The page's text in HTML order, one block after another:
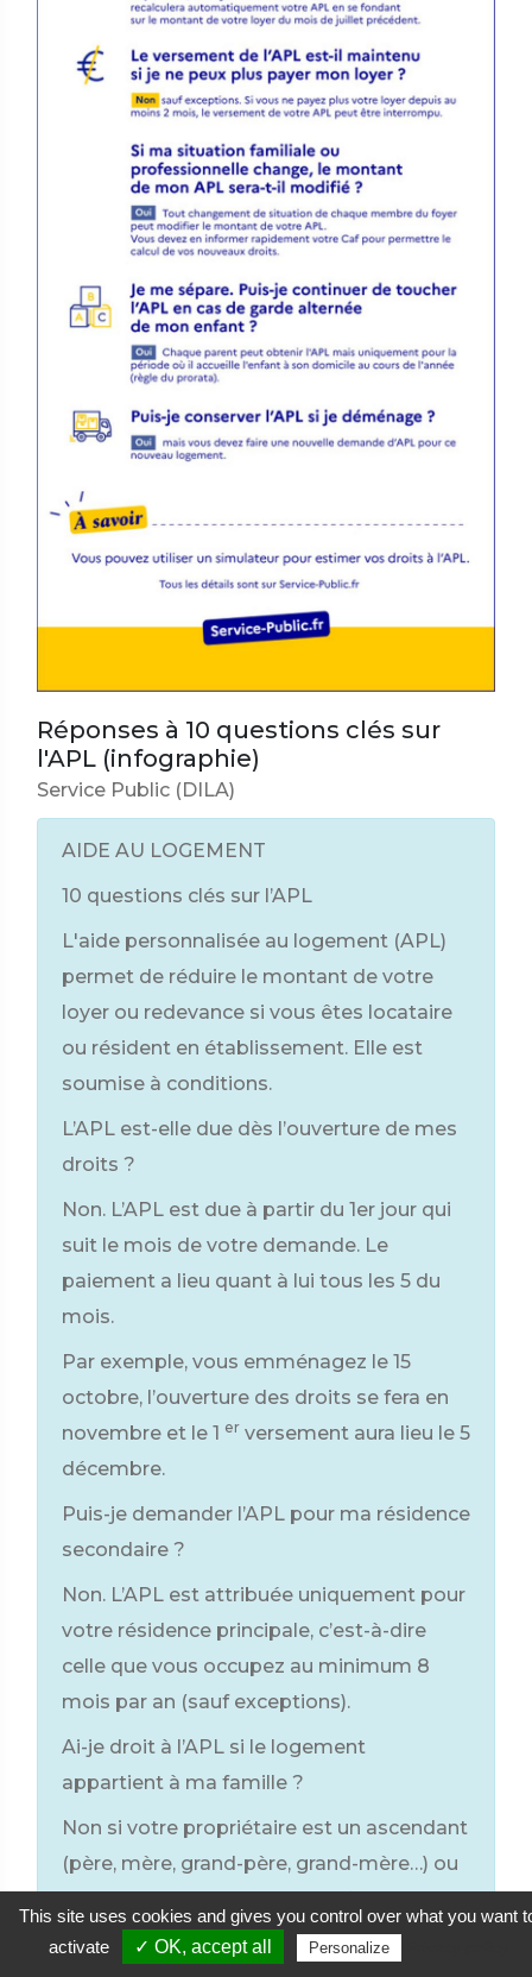
Réponses à 10 questions clés sur
l'APL (infographie)
Service Public (DILA)
AIDE AU LOGEMENT
10 questions clés sur l’APL
L'aide personnalisée au logement (APL)
permet de réduire le montant de votre
loyer ou redevance si vous êtes locataire
ou résident en établissement. Elle est
soumise à conditions.
L’APL est-elle due dès l’ouverture de mes
droits ?
Non. L’APL est due à partir du 1er jour qui
suit le mois de votre demande. Le
paiement a lieu quant à lui tous les 5 du
mois.
Par exemple, vous emménagez le 15
octobre, l’ouverture des droits se fera en
novembre et le 1 er versement aura lieu le 5
décembre.
Puis-je demander l’APL pour ma résidence
secondaire ?
Non. L’APL est attribuée uniquement pour
votre résidence principale, c’est-à-dire
celle que vous occupez au minimum 8
mois par an (sauf exceptions).
Ai-je droit à l’APL si le logement
appartient à ma famille ?
Non si votre propriétaire est un ascendant
(père, mère, grand-père, grand-mère…) ou
un descendant (enfant, petit-fils, petite-
fille…) de vous-même ou de votre conjoint
ou de votre partenaire de Pacs.
This site uses cookies and gives you control over what you want
activate
✓ OK, accept all Personalize